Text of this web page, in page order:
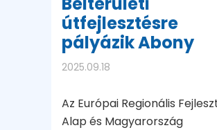
útfejlesztésre
pályázik Abony
2025.09.18
Az Európai Regionális
Alap és Magyarország